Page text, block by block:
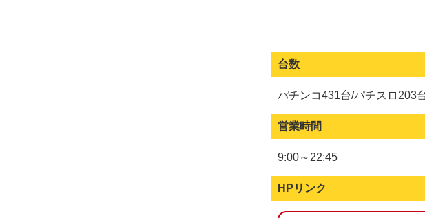
台数
パチンコ431台/パチスロ203
営業時間
9:00～22:45
HPリンク